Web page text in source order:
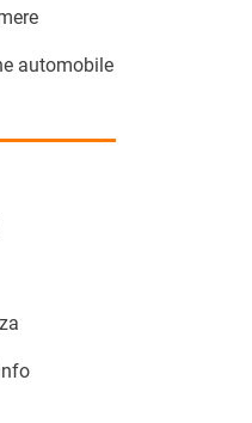
automobile